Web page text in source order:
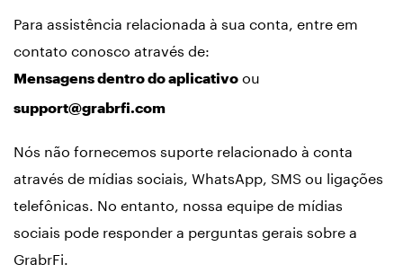
Para assistência relacionada à sua conta, entre em
contato conosco através de:
Mensagens dentro do aplicativo ou
support@grabrfi.com
Nós não fornecemos suporte relacionado à conta
através de mídias sociais, WhatsApp, SMS ou ligações
telefônicas. No entanto, nossa equipe de mídias
sociais pode responder a perguntas gerais sobre a
GrabrFi.